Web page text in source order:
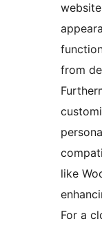
from
like
For a